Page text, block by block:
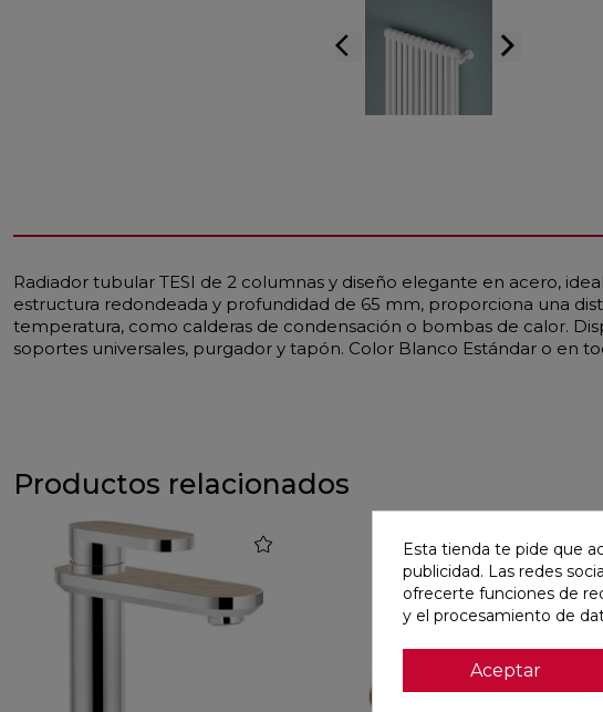
arrow_back_ios arrow_forward_ios
Radiador tubular TESI de 2 columnas y diseño elegante en acero,
estructura redondeada y profundidad de 65 mm, proporciona una
temperatura, como calderas de condensación o bombas de calor.
soportes universales, purgador y tapón. Color Blanco Estándar o en
Productos relacionados
favorite
Esta tienda te pide que
publicidad. Las redes
ofrecerte funciones de
y el procesamiento de
Aceptar